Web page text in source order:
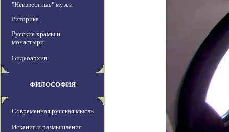
"Неизвестные" музеи
Риторика
Русские храмы и
монастыри
Видеоархив
ФИЛОСОФИЯ
Современная русская мысль
Искания и размышления